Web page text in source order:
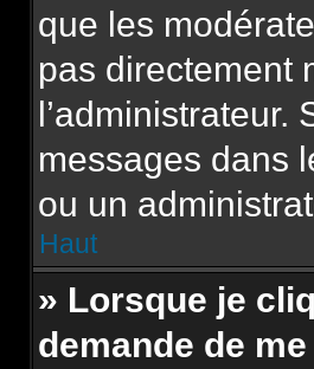
que les
pas directement
l’administrateur.
messages dans
ou un
Haut
» Lorsque je
demande de